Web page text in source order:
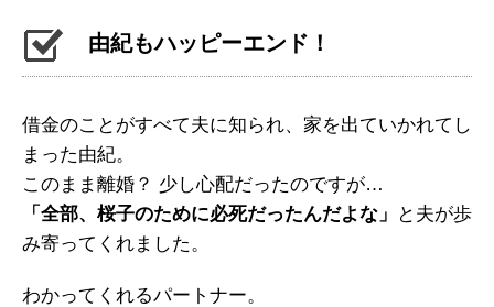
由紀もハッピーエンド！
借金のことがすべて夫に知られ、家を出ていかれてし
まった由紀。
このまま離婚？ 少し心配だったのですが…
「全部、桜子のために必死だったんだよな」
と夫が歩
み寄ってくれました。
わかってくれるパートナー。